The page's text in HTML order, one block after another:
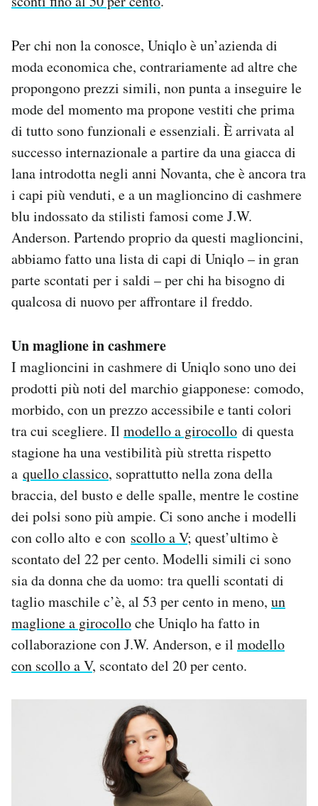
Per chi non la conosce, Uniqlo è un’azienda di
moda economica che, contrariamente ad altre che
propongono prezzi simili, non punta a inseguire le
mode del momento ma propone vestiti che prima
di tutto sono funzionali e essenziali. È arrivata al
successo internazionale a partire da una giacca di
lana introdotta negli anni Novanta, che è ancora tra
i capi più venduti, e a un maglioncino di cashmere
blu indossato da stilisti famosi come J.W.
Anderson. Partendo proprio da questi maglioncini,
abbiamo fatto una lista di capi di Uniqlo – in gran
parte scontati per i saldi – per chi ha bisogno di
qualcosa di nuovo per affrontare il freddo.
Un maglione in cashmere
I maglioncini in cashmere di Uniqlo sono uno dei
prodotti più noti del marchio giapponese: comodo,
morbido, con un prezzo accessibile e tanti colori
tra cui scegliere. Il modello a girocollo di questa
stagione ha una vestibilità più stretta rispetto
a quello classico, soprattutto nella zona della
braccia, del busto e delle spalle, mentre le costine
dei polsi sono più ampie. Ci sono anche i modelli
con collo alto e con scollo a V; quest’ultimo è
scontato del 22 per cento. Modelli simili ci sono
sia da donna che da uomo: tra quelli scontati di
taglio maschile c’è, al 53 per cento in meno, un
maglione a girocolloche Uniqlo ha fatto in
collaborazione con J.W. Anderson, e il modello
con scollo a V, scontato del 20 per cento.